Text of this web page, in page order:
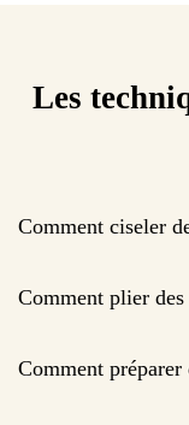
Les
Comment ciseler
Comment plier
Comment préparer